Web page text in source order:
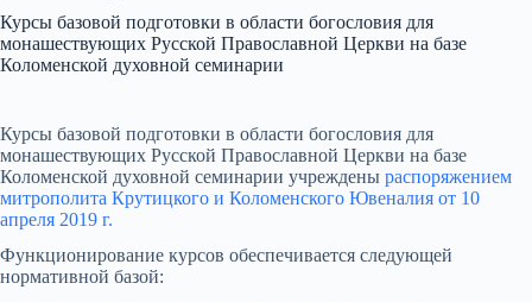
Курсы базовой подготовки в области богословия для
монашествующих Русской Православной Церкви на базе
Коломенской духовной семинарии
Курсы базовой подготовки в области богословия для
монашествующих Русской Православной Церкви на базе
Коломенской духовной семинарии учреждены распоряжением
митрополита Крутицкого и Коломенского Ювеналия от 10
апреля 2019 г.
Функционирование курсов обеспечивается следующей
нормативной базой: